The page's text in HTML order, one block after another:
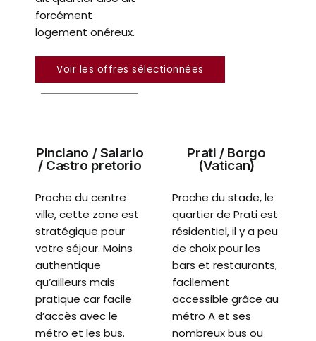
forcément
logement onéreux.
Voir les offres sélectionnées
Pinciano / Salario
/ Castro pretorio
Proche du centre
ville, cette zone est
stratégique pour
votre séjour. Moins
authentique
qu’ailleurs mais
pratique car facile
d’accès avec le
métro et les bus.
Prati / Borgo
(Vatican)
Proche du stade, le
quartier de Prati est
résidentiel, il y a peu
de choix pour les
bars et restaurants,
facilement
accessible grâce au
métro A et ses
nombreux bus ou